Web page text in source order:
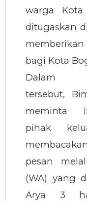
warga
ditugaskan
bagi Kota
Dalam
tersebut,
meminta
pihak
pesan
(WA) yang
Arya 3